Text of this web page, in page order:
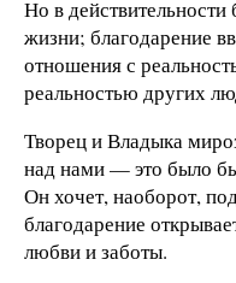
Но в
жизни; благодарение
отношения с
реальностью других
Творец и Владыка
над нами — это было
Он хочет, наоборот,
благодарение
любви и заботы.